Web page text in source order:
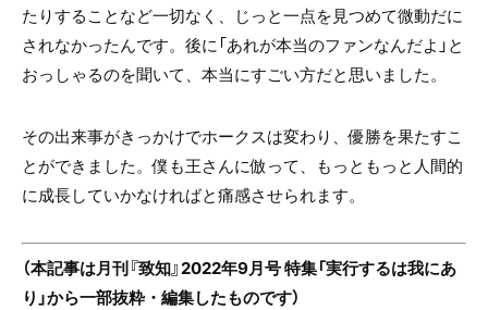
たりすることなど一切なく、じっと一点を見つめて微動だに
されなかったんです。後に「あれが本当のファンなんだよ」と
おっしゃるのを聞いて、本当にすごい方だと思いました。
その出来事がきっかけでホークスは変わり、優勝を果たすこ
とができました。僕も王さんに倣って、もっともっと人間的
に成長していかなければと痛感させられます。
（本記事は月刊『致知』2022年9月号 特集「実行するは我にあ
り」から一部抜粋・編集したものです）